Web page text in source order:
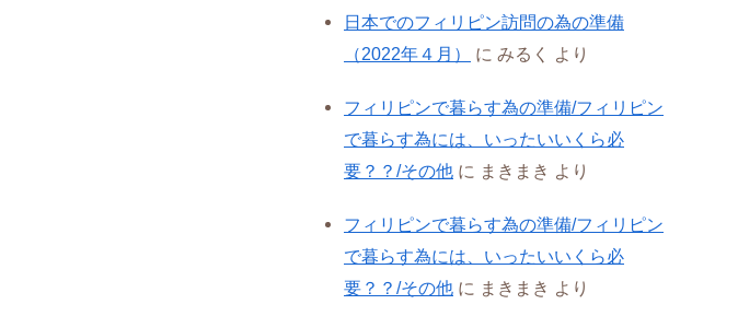
日本でのフィリピン訪問の為の準備
（2022年４月）
に みるく より
フィリピンで暮らす為の準備/フィリピン
で暮らす為には、いったいいくら必
要？？/その他 に まきまき より
フィリピンで暮らす為の準備/フィリピン
で暮らす為には、いったいいくら必
要？？/その他 に まきまき より